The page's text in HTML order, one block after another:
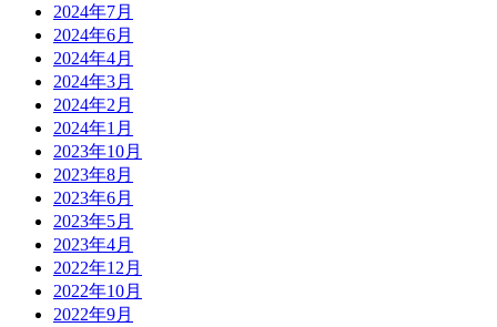
2024年7月
2024年6月
2024年4月
2024年3月
2024年2月
2024年1月
2023年10月
2023年8月
2023年6月
2023年5月
2023年4月
2022年12月
2022年10月
2022年9月